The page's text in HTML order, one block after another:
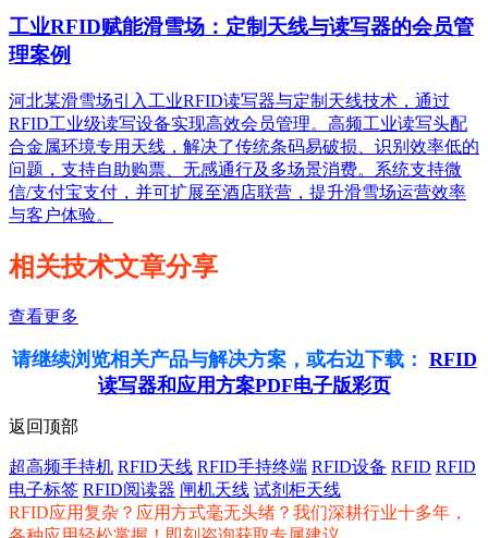
工业RFID赋能滑雪场：定制天线与读写器的会员管
理案例
河北某滑雪场引入工业RFID读写器与定制天线技术，通过
RFID工业级读写设备实现高效会员管理。高频工业读写头配
合金属环境专用天线，解决了传统条码易破损、识别效率低的
问题，支持自助购票、无感通行及多场景消费。系统支持微
信/支付宝支付，并可扩展至酒店联营，提升滑雪场运营效率
与客户体验。
相关技术文章分享
查看更多
请继续浏览相关产品与解决方案，或右边下载： RFID
读写器和应用方案PDF电子版彩页
返回顶部
超高频手持机 RFID天线 RFID手持终端 RFID设备 RFID RFID
电子标签 RFID阅读器 闸机天线 试剂柜天线
RFID应用复杂？应用方式毫无头绪？我们深耕行业十多年，